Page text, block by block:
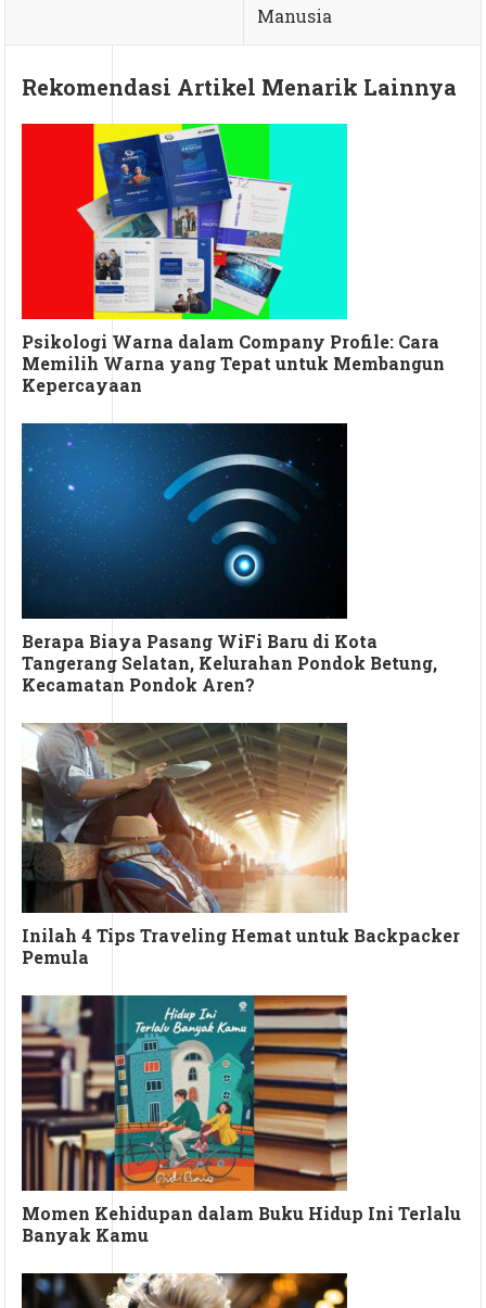
Manusia
Rekomendasi Artikel Menarik Lainnya
Psikologi Warna dalam Company Profile: Cara
Memilih Warna yang Tepat untuk Membangun
Kepercayaan
Berapa Biaya Pasang WiFi Baru di Kota
Tangerang Selatan, Kelurahan Pondok Betung,
Kecamatan Pondok Aren?
Inilah 4 Tips Traveling Hemat untuk Backpacker
Pemula
Momen Kehidupan dalam Buku Hidup Ini Terlalu
Banyak Kamu